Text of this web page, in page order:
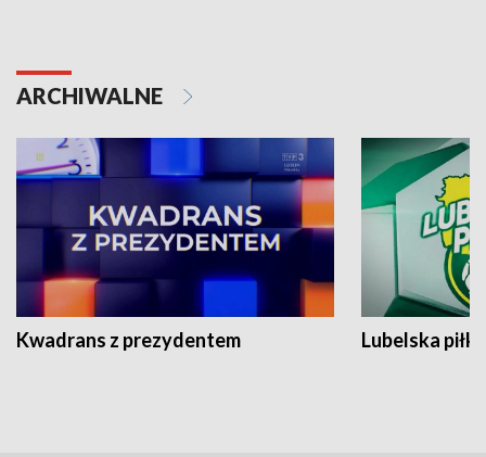
ARCHIWALNE
Kwadrans z prezydentem Lubelska piłka